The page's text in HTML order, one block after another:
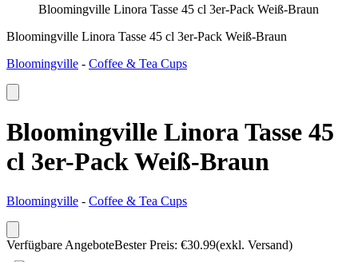
Bloomingville Linora Tasse 45 cl 3er-Pack Weiß-Braun
Bloomingville Linora Tasse 45 cl 3er-Pack Weiß-Braun
Bloomingville - Coffee & Tea Cups
Bloomingville Linora Tasse 45
cl 3er-Pack Weiß-Braun
Bloomingville - Coffee & Tea Cups
Verfügbare AngeboteBester Preis: €30.99(exkl. Versand)